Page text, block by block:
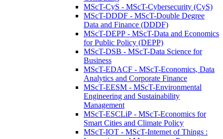
MScT-CyS - MScT-Cybersecurity (CyS)
MScT-DDDF - MScT-Double Degree
Data and Finance (DDDF)
MScT-DEPP - MScT-Data and Economics
for Public Policy (DEPP)
MScT-DSB - MScT-Data Science for
Business
MScT-EDACF - MScT-Economics, Data
Analytics and Corporate Finance
MScT-EESM - MScT-Environmental
Engineering and Sustainability
Management
MScT-ESCLiP - MScT-Economics for
Smart Cities and Climate Policy
MScT-IOT - MScT-Internet of Things :